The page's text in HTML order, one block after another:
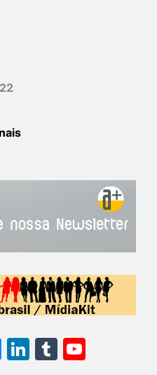
Bluesky
LinkedIn
Tumblr